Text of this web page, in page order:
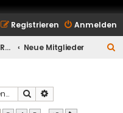
Anmelden
Registrieren
Tabletop Club Rhein Main e.V. Neue Mitglieder
Suche